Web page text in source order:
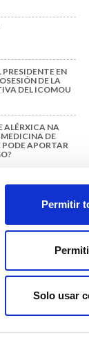
Permitir
Solo usar
PRESIDENTE EN
DE LA
DEL ICOMOU
ALÉRXICA NA
DE
APORTAR
DE GRADO?